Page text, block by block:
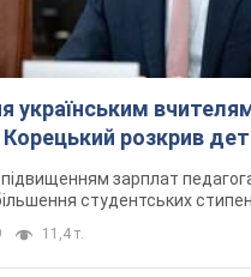
ракет
ППО перехопила в
назвали цифру